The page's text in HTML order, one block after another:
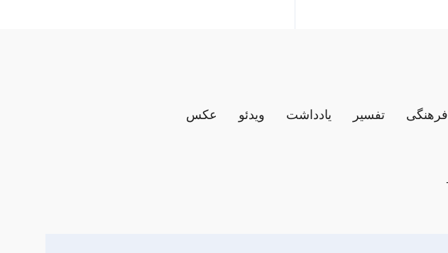
فرهنگی تفسیر یادداشت ویدئو عکس